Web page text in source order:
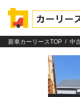
新車カーリースTOP 中